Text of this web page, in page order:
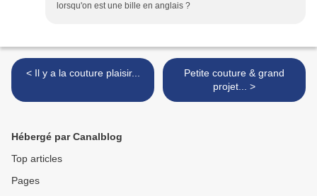
lorsqu'on est une bille en anglais ?
< Il y a la couture plaisir...
Petite couture & grand
projet... >
Hébergé par Canalblog
Top articles
Pages